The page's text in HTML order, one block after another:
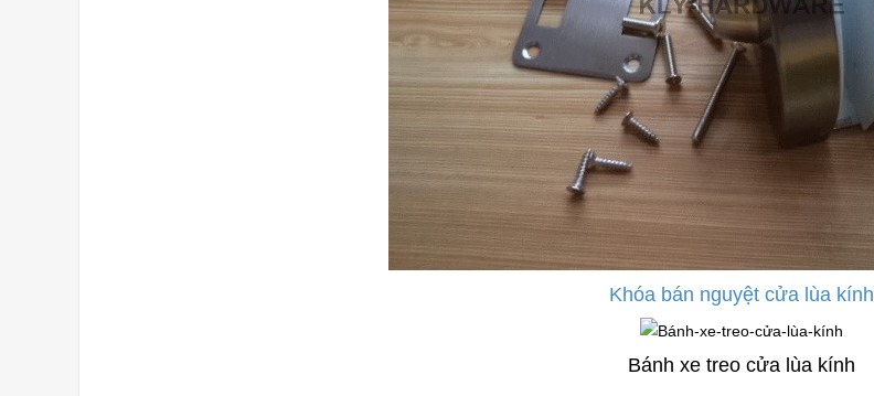
Khóa bán nguyệt cửa lùa kính
Bánh xe treo cửa lùa kính